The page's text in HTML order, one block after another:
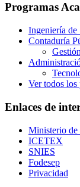
Programas
Ingeniería de
Contaduría
Ver todos
Enlaces de
Ministerio de
ICETEX
SNIES
Fodesep
Privacidad